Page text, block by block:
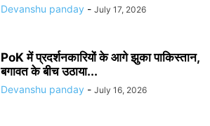
Devanshu panday - July 17, 2026
PoK में प्रदर्शनकारियों के आगे झुका पाकिस्तान,
बगावत के बीच उठाया...
Devanshu panday - July 16, 2026